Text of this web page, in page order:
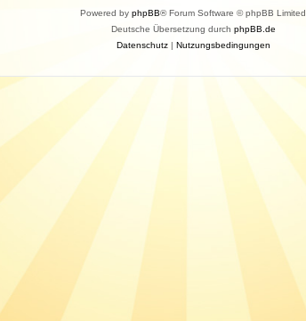
Powered by phpBB® Forum Software © phpBB Limited
Deutsche Übersetzung durch phpBB.de
Datenschutz| Nutzungsbedingungen